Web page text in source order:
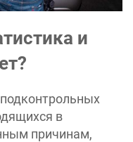
и
в
причинам,